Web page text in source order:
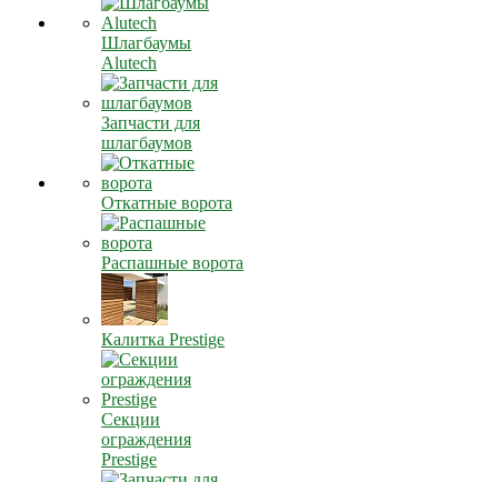
Шлагбаумы
Alutech
Запчасти для
шлагбаумов
Откатные ворота
Распашные ворота
Калитка Prestige
Секции
ограждения
Prestige